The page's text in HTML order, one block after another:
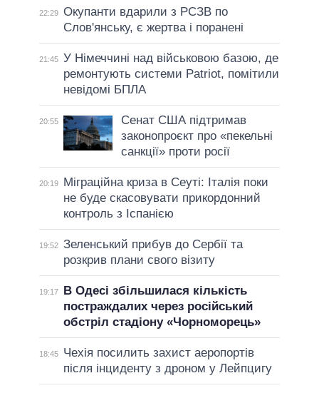
22:29 Окупанти вдарили з РСЗВ по
Слов'янську, є жертва і поранені
21:45 У Німеччині над військовою базою, де
ремонтують системи Patriot, помітили
невідомі БПЛА
20:55
Сенат США підтримав
законопроєкт про «пекельні
санкції» проти росії
20:19
Міграційна криза в Сеуті: Італія поки
не буде скасовувати прикордонний
контроль з Іспанією
19:52 Зеленський прибув до Сербії та
розкрив плани свого візиту
19:17
В Одесі збільшилася кількість
постраждалих через російський
обстріл стадіону «Чорноморець»
18:45
Чехія посилить захист аеропортів
після інциденту з дроном у Лейпцигу